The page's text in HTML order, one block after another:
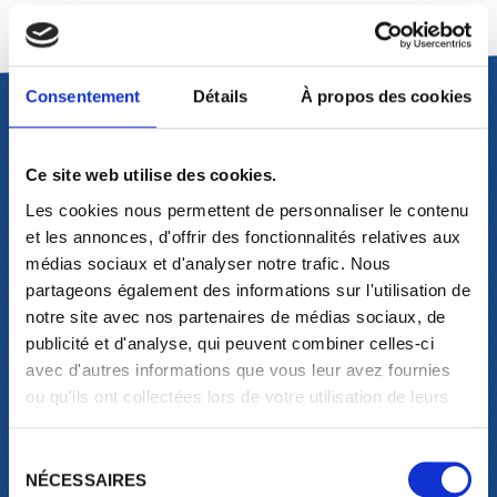
Consentement Détails À propos des cookies
Ce site web utilise des cookies.
Les cookies nous permettent de personnaliser le contenu
et les annonces, d'offrir des fonctionnalités relatives aux
médias sociaux et d'analyser notre trafic. Nous
partageons également des informations sur l'utilisation de
notre site avec nos partenaires de médias sociaux, de
publicité et d'analyse, qui peuvent combiner celles-ci
avec d'autres informations que vous leur avez fournies
ou qu'ils ont collectées lors de votre utilisation de leurs
NÉCESSAIRES
TEASER DE L'ULTIMATE
4D
AU-DELÀ DES FRONTIÈRES
DE LA RÉALITÉ